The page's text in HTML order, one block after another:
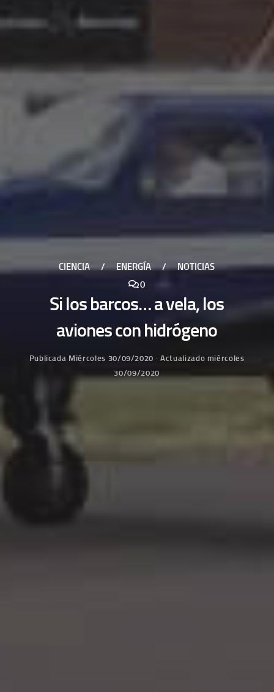
CIENCIA / ENERGÍA /
NOTICIAS
0
Si los barcos… a vela, los
aviones con hidrógeno
Publicada Miércoles 30/09/2020 · Actualizado miércoles
30/09/2020